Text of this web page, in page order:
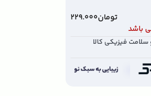
تومان۲۲۹.۰۰۰
باشد
سلامت فیزیکی کالا